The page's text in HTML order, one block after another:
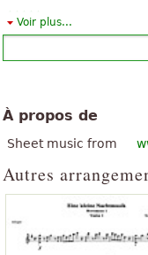
« C'est un mouvement
«Une pièce vraiment
«Simplement brillant !
« »
«C'est clair
Voir plus...
À propos de
Sheet music from
Autres